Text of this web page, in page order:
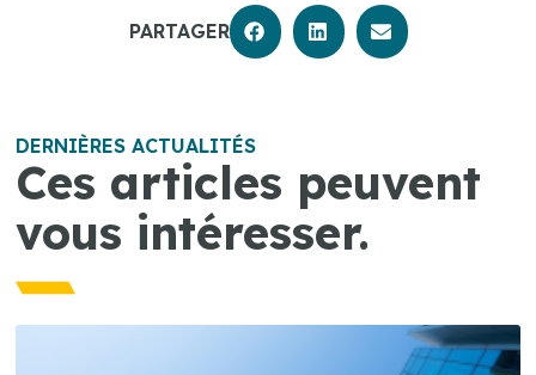
PARTAGER
DERNIÈRES ACTUALITÉS
Ces articles peuvent
vous intéresser.